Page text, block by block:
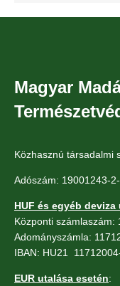
Magyar
Közhasznú társadalmi
Adószám: 19001243-
HUF és egyéb
Központi számlaszám:
Adományszámla:
IBAN: HU21
EUR utalása esetén: